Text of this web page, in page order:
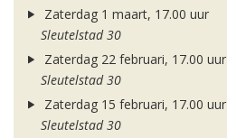
Zaterdag 1 maart, 17.00 uur
Sleutelstad 30
Zaterdag 22 februari, 17.00 uur
Sleutelstad 30
Zaterdag 15 februari, 17.00 uur
Sleutelstad 30